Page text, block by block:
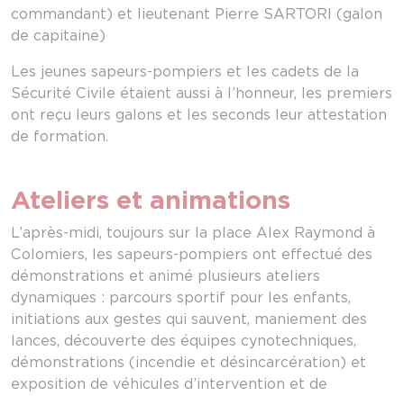
commandant) et lieutenant Pierre SARTORI (galon
de capitaine)
Les jeunes sapeurs-pompiers et les cadets de la
Sécurité Civile étaient aussi à l’honneur, les premiers
ont reçu leurs galons et les seconds leur attestation
de formation.
Ateliers et animations
L’après-midi, toujours sur la place Alex Raymond à
Colomiers, les sapeurs-pompiers ont effectué des
démonstrations et animé plusieurs ateliers
dynamiques : parcours sportif pour les enfants,
initiations aux gestes qui sauvent, maniement des
lances, découverte des équipes cynotechniques,
démonstrations (incendie et désincarcération) et
exposition de véhicules d’intervention et de